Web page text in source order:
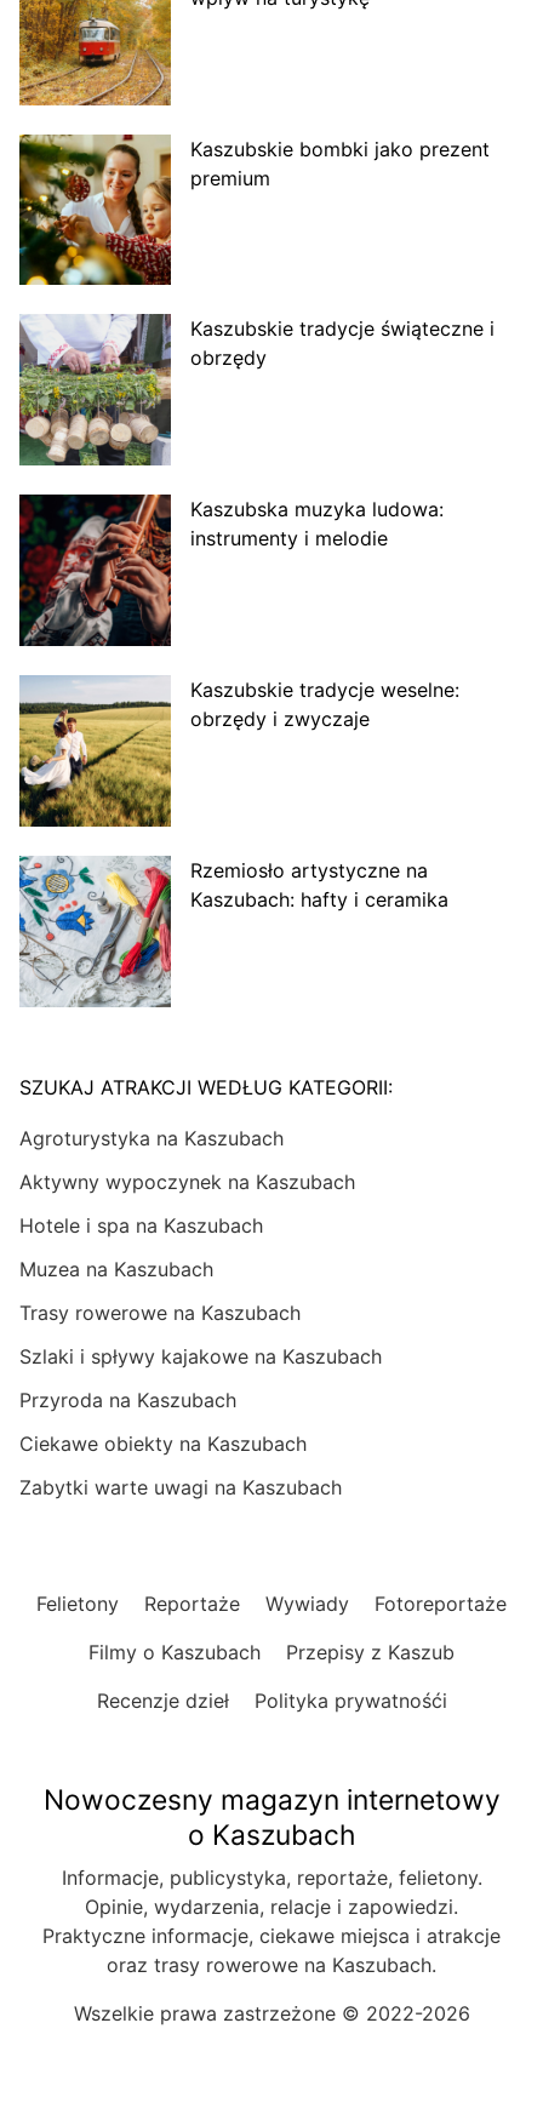
Kaszubskie bombki jako prezent
premium
Kaszubskie tradycje świąteczne i
obrzędy
Kaszubska muzyka ludowa:
instrumenty i melodie
Kaszubskie tradycje weselne:
obrzędy i zwyczaje
Rzemiosło artystyczne na
Kaszubach: hafty i ceramika
SZUKAJ ATRAKCJI WEDŁUG KATEGORII:
Agroturystyka na Kaszubach
Aktywny wypoczynek na Kaszubach
Hotele i spa na Kaszubach
Muzea na Kaszubach
Trasy rowerowe na Kaszubach
Szlaki i spływy kajakowe na Kaszubach
Przyroda na Kaszubach
Ciekawe obiekty na Kaszubach
Zabytki warte uwagi na Kaszubach
Felietony Reportaże Wywiady
Fotoreportaże
Filmy o Kaszubach
Przepisy z Kaszub
Recenzje dzieł
Polityka prywatnośći
Nowoczesny magazyn internetowy
o Kaszubach
Informacje, publicystyka, reportaże, felietony.
Opinie, wydarzenia, relacje i zapowiedzi.
Praktyczne informacje, ciekawe miejsca i atrakcje
oraz trasy rowerowe na Kaszubach.
Wszelkie prawa zastrzeżone © 2022-2026